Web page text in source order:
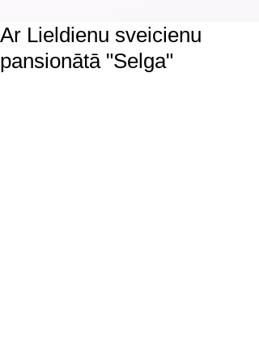
Ar Lieldienu sveicienu
pansionātā "Selga"